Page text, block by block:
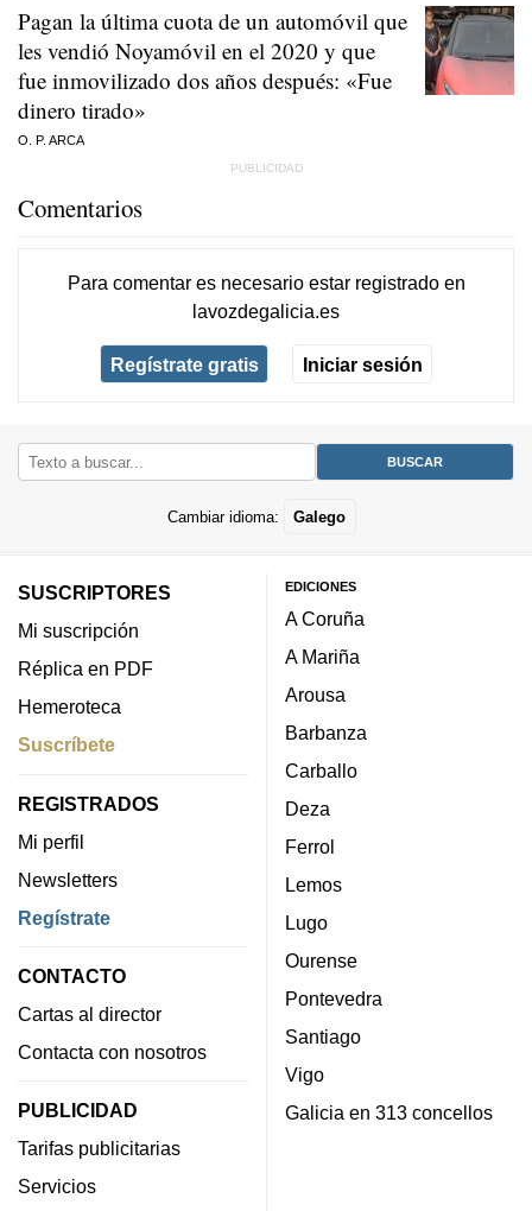
Pagan la última cuota de un automóvil que
les vendió Noyamóvil en el 2020 y que
fue inmovilizado dos años después: «Fue
dinero tirado»
O. P. ARCA
Comentarios
Para comentar es necesario estar registradoen
lavozdegalicia.es
Regístrate gratis Iniciar sesión
Cambiar idioma: Galego
SUSCRIPTORES
Mi suscripción
Réplica en PDF
Hemeroteca
Suscríbete
REGISTRADOS
Mi perfil
Newsletters
Regístrate
CONTACTO
Cartas al director
Contacta con nosotros
PUBLICIDAD
Tarifas publicitarias
Servicios
EDICIONES
A Coruña
A Mariña
Arousa
Barbanza
Carballo
Deza
Ferrol
Lemos
Lugo
Ourense
Pontevedra
Santiago
Vigo
Galicia en 313 concellos